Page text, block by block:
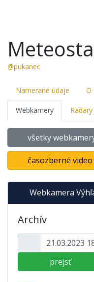
@pukanec
Namerané údaje O
Webkamery Radary
všetky
časozberné video
Webkamera
Archív
prejsť